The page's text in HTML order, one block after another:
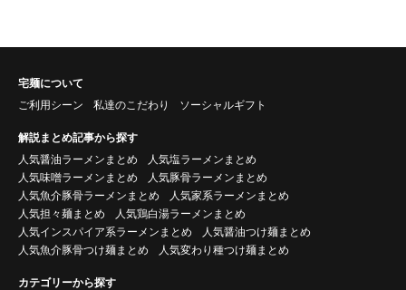
宅麺について
ご利用シーン
私達のこだわり ソーシャルギフト
解説まとめ記事から探す
人気醤油ラーメンまとめ
人気塩ラーメンまとめ
人気味噌ラーメンまとめ
人気豚骨ラーメンまとめ
人気魚介豚骨ラーメンまとめ
人気家系ラーメンまとめ
人気担々麺まとめ
人気鶏白湯ラーメンまとめ
人気インスパイア系ラーメンまとめ
人気醤油つけ麺まとめ
人気魚介豚骨つけ麺まとめ
人気変わり種つけ麺まとめ
カテゴリーから探す